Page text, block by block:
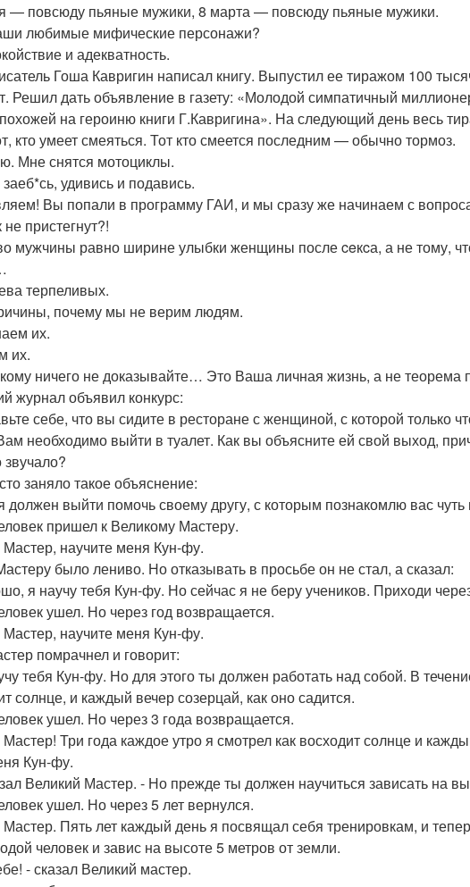
— повсюду пьяные мужики, 8 марта — повсюду пьяные мужики.
любимые мифические персонажи?
и адекватность.
Гоша Кавригин написал книгу. Выпустил ее тиражом 100
Решил дать объявление в газету: «Молодой симпатичный
на героиню книги Г.Кавригина». На следующий день весь
кто умеет смеяться. Тот кто смеется последним — обычно тормоз.
Мне снятся мотоциклы.
удивись и подавись.
Вы попали в программу ГАИ, и мы сразу же начинаем с
пристегнут?!
мужчины равно ширине улыбки женщины после ceкcа, а не тому,
терпеливых.
почему мы не верим людям.
их.
их.
ничего не доказывайте… Это Ваша личная жизнь, а не теорема
журнал объявил конкурс:
себе, что вы сидите в ресторане с женщиной, с которой только
необходимо выйти в туалет. Как вы объясните ей свой выход,
заняло такое объяснение:
выйти помочь своему другу, с которым познакомлю вас чуть
пришел к Великому Мастеру.
научите меня Кун-фу.
было лениво. Но отказывать в просьбе он не стал, а сказал:
я научу тебя Кун-фу. Но сейчас я не беру учеников. Приходи
ушел. Но через год возвращается.
научите меня Кун-фу.
помрачнел и говорит:
тебя Кун-фу. Но для этого ты должен работать над собой. В
солнце, и каждый вечер созерцай, как оно садится.
ушел. Но через 3 года возвращается.
Три года каждое утро я смотрел как восходит солнце и
Кун-фу.
Великий Мастер. - Но прежде ты должен научиться зависать на
ушел. Но через 5 лет вернулся.
Пять лет каждый день я посвящал себя тренировкам, и
человек и завис на высоте 5 метров от земли.
- сказал Великий мастер.